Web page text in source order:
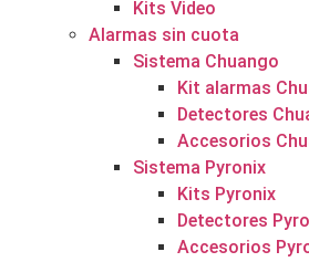
Kits Video
Alarmas sin cuota
Sistema Chuango
Kit alarmas
Detectores
Accesorios
Sistema Pyronix
Kits Pyronix
Detectores
Accesorios